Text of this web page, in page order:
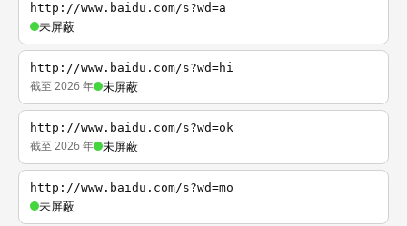
http://www.baidu.com/s?wd=a
未屏蔽
http://www.baidu.com/s?wd=hi
截至 2026 年 未屏蔽
http://www.baidu.com/s?wd=ok
截至 2026 年 未屏蔽
http://www.baidu.com/s?wd=mo
未屏蔽